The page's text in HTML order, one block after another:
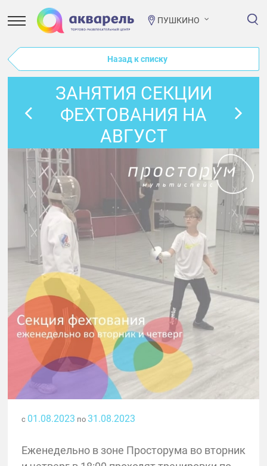
ПУШКИНО
Назад к списку
ЗАНЯТИЯ СЕКЦИИ
ФЕХТОВАНИЯ НА
АВГУСТ
с 01.08.2023 по 31.08.2023
Еженедельно в зоне Просторума во вторник